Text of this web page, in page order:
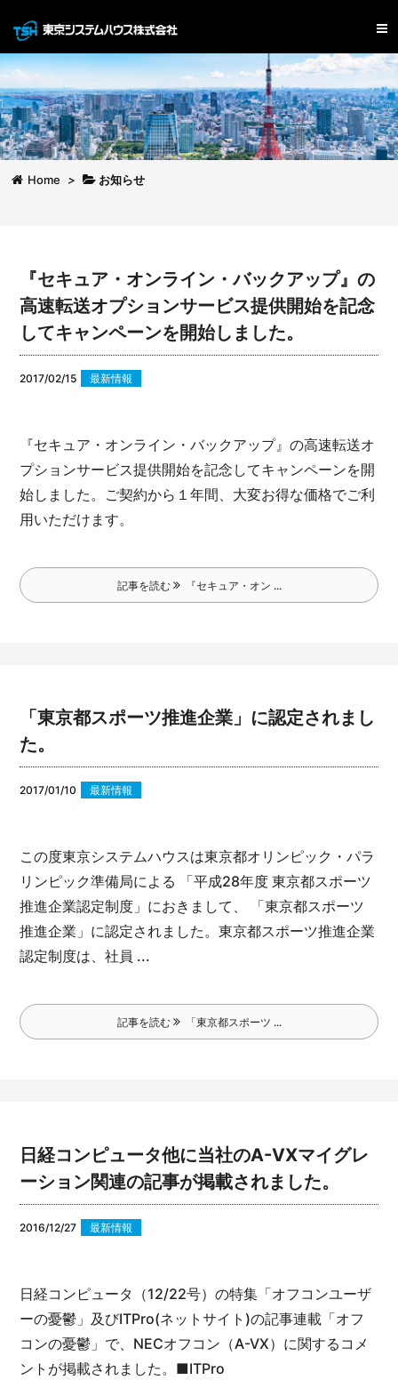
Home > お知らせ
『セキュア・オンライン・バックアップ』の
高速転送オプションサービス提供開始を記念
してキャンペーンを開始しました。
2017/02/15 最新情報
『セキュア・オンライン・バックアップ』の高速転送オ
プションサービス提供開始を記念してキャンペーンを開
始しました。 ご契約から１年間、大変お得な価格でご利
用いただけます。
記事を読む 『セキュア・オン ...
「東京都スポーツ推進企業」に認定されまし
た。
2017/01/10 最新情報
この度東京システムハウスは東京都オリンピック・パラ
リンピック準備局による 「平成28年度 東京都スポーツ
推進企業認定制度」におきまして、 「東京都スポーツ
推進企業」に認定されました。東京都スポーツ推進企業
認定制度は、社員 ...
記事を読む 「東京都スポーツ ...
日経コンピュータ他に当社のA-VXマイグレ
ーション関連の記事が掲載されました。
2016/12/27 最新情報
日経コンピュータ（12/22号）の特集「オフコンユーザ
ーの憂鬱」及びITPro(ネットサイト)の記事連載「オフ
コンの憂鬱」で、NECオフコン（A-VX）に関するコメ
ントが掲載されました。 ■ITPro